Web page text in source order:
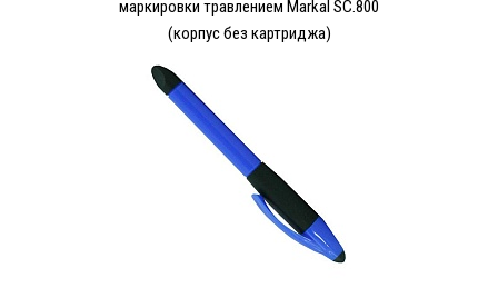
маркировки травлением Markal SC.800
(корпус без картриджа)